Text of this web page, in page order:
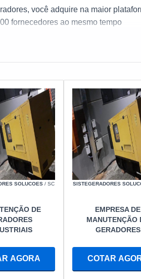
você adquire na maior
fornecedores ao mesmo tempo
SOLUCOES / SC
DE
AGORA
SISTEGERADORES
EMPRESA DE
MANUTENÇÃO
GERADORES
COTAR